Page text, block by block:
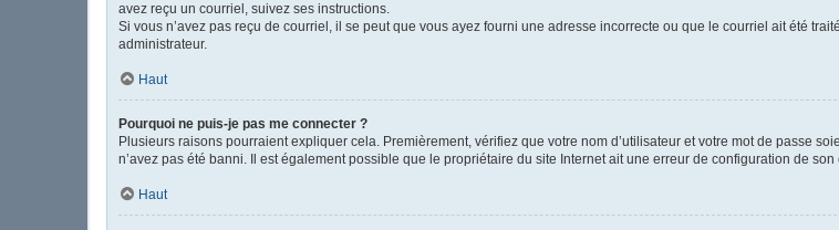
avez reçu un courriel, suivez ses instructions.
Si vous n’avez pas reçu de courriel, il se peut que vous ayez fourni une adresse incorrecte ou que le courriel ait été
administrateur.
Haut
Pourquoi ne puis-je pas me connecter ?
Plusieurs raisons pourraient expliquer cela. Premièrement, vérifiez que votre nom d’utilisateur et votre mot de passe
n’avez pas été banni. Il est également possible que le propriétaire du site Internet ait une erreur de configuration de son
Haut